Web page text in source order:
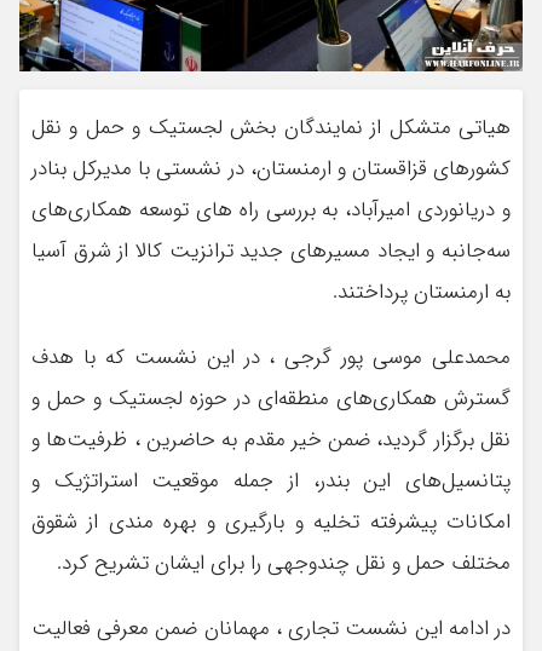
هیاتی متشکل از نمایندگان بخش لجستیک و حمل و نقل
کشورهای قزاقستان و ارمنستان، در نشستی با مدیرکل بنادر
و دریانوردی امیرآباد، به بررسی راه های توسعه همکاری‌های
سه‌جانبه و ایجاد مسیرهای جدید ترانزیت کالا از شرق آسیا
به ارمنستان پرداختند.
محمدعلی موسی پور گرجی ، در این نشست که با هدف
گسترش همکاری‌های منطقه‌ای در حوزه لجستیک و حمل و
نقل برگزار گردید، ضمن خیر مقدم به حاضرین ، ظرفیت‌ها و
پتانسیل‌های این بندر، از جمله موقعیت استراتژیک و
امکانات پیشرفته تخلیه و بارگیری و بهره مندی از شقوق
مختلف حمل و نقل چندوجهی را برای ایشان تشریح کرد.
در ادامه این نشست تجاری ، مهمانان ضمن معرفی فعالیت